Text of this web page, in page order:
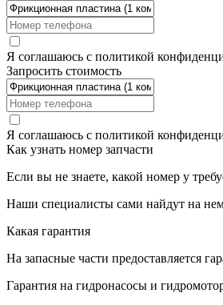
Я соглашаюсь с политикой
Запросить стоимость
Я соглашаюсь с политикой
Как узнать номер запчасти
Если вы не знаете, какой номер у
Наши специалисты сами найдут на
Какая гарантия
На запасные части предоставляется
Гарантия на гидронасосы и